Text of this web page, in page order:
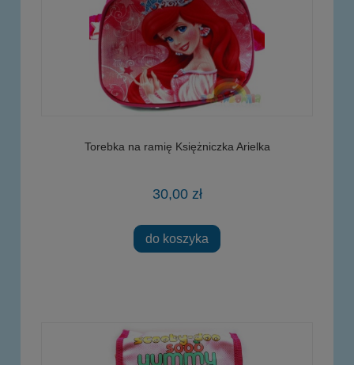
Torebka na ramię Księżniczka Arielka
30,00 zł
do koszyka